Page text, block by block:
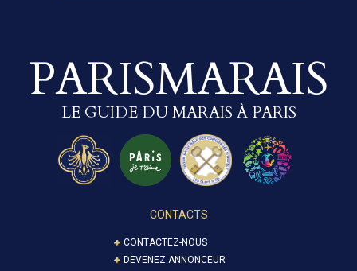
PARISMARAIS
LE GUIDE DU MARAIS À PARIS
CONTACTS
CONTACTEZ-NOUS
DEVENEZ ANNONCEUR